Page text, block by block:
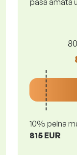
pašā amatā
10% pelna
815 EUR